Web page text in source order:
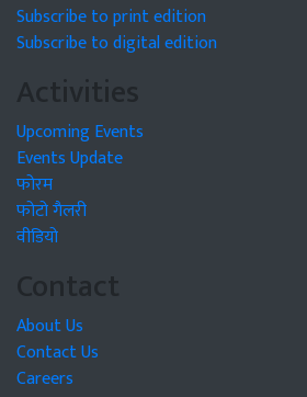
Subscribe to print edition
Subscribe to digital edition
Activities
Upcoming Events
Events Update
फोरम
फोटो गैलरी
वीडियो
Contact
About Us
Contact Us
Careers